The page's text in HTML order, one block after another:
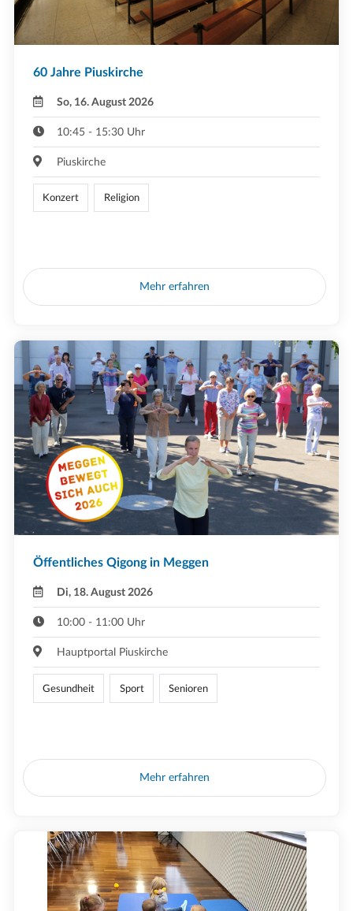
60 Jahre Piuskirche
So, 16. August 2026
10:45 - 15:30 Uhr
Piuskirche
Konzert Religion
Mehr erfahren
Öffentliches Qigong in Meggen
Di, 18. August 2026
10:00 - 11:00 Uhr
Hauptportal Piuskirche
Gesundheit Sport Senioren
Mehr erfahren